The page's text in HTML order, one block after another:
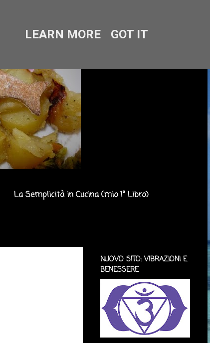
La Semplicità in Cucina (mio 1° Libro)
NUOVO SITO: VIBRAZIONI E
BENESSERE
LEARN MORE GOT IT